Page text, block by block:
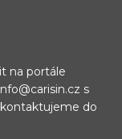
na portále
s
do